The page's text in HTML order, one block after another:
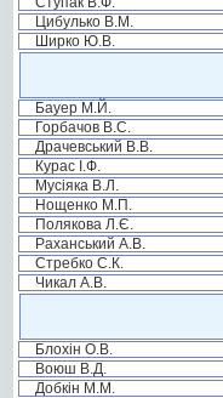
Цибулько В.М.
Ширко Ю.В.
Бауер М.Й.
Горбачов В.С.
Драчевський В.В.
Курас І.Ф.
Мусіяка В.Л.
Нощенко М.П.
Полякова Л.Є.
Раханський А.В.
Стребко С.К.
Чикал А.В.
Блохін О.В.
Воюш В.Д.
Добкін М.М.